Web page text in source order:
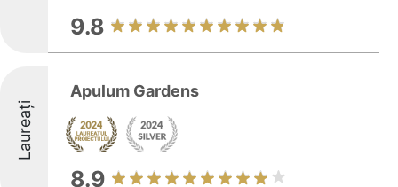
9.8
Laureați
Apulum Gardens
8.9